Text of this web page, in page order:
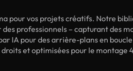
pour vos projets créatifs. Notre
professionnels – capturant des
IA pour des arrière-plans en
et optimisées pour le montage